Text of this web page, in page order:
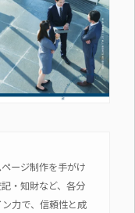
ージ制作を手がけ
・知財など、各分
力で、信頼性と成